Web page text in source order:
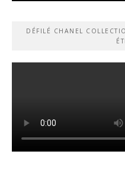
DÉFILÉ CHANEL